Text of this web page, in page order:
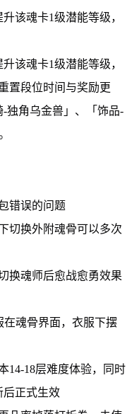
该魂卡1级潜能等级，
该魂卡1级潜能等级，
置段位时间与奖励更
独角乌金兽」、「饰品-
错误的问题
切换外附魂骨可以多次
换魂师后愈战愈勇效果
在魂骨界面，衣服下摆
14-18层难度体验，同时
后正式生效